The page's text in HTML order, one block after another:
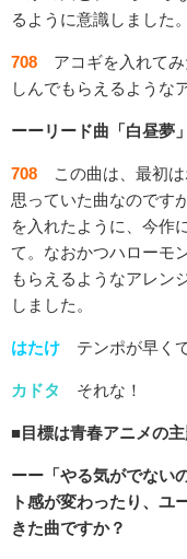
るように意識しました。
708 アコギを入れてみ
しんでもらえるような
ーーリード曲「白昼夢
708 この曲は、最初は
思っていた曲なのです
を入れたように、今作
て。なおかつハローモ
もらえるようなアレン
しました。
はたけ テンポが早く
カドタ それな！
■目標は青春アニメの主
ーー「やる気がでない
ト感が変わったり、ユ
きた曲ですか？